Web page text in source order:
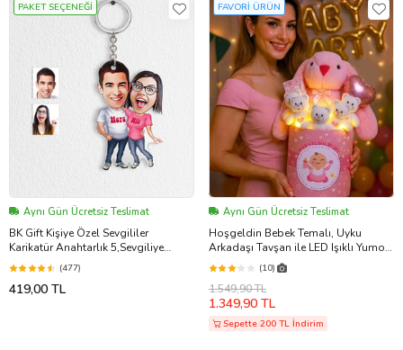
PAKET SEÇENEĞİ
Aynı Gün Ücretsiz Teslimat
BK Gift Kişiye Özel Sevgililer
Karikatür Anahtarlık 5,Sevgiliye
Hediye,Doğum Günü
Hediyesi,Sevgililer Günü
Hediyesi,İçimden Geldi
(477)
419,00 TL
FAVORİ ÜRÜN
Aynı Gün Ücretsiz Teslimat
Hoşgeldin Bebek Temalı, Uyku
Arkadaşı Tavşan ile LED Işıklı Yumoş
Peluş Ayıcık Buketi, Yenidoğan-
Babyshower ÖZEL
(10)
1.549,90 TL
1.349,90 TL
Sepette 200 TL İndirim